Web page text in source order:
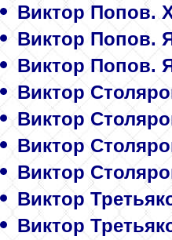
Виктор Попов.
Виктор Попов.
Виктор Попов.
Виктор
Виктор
Виктор
Виктор
Виктор
Виктор